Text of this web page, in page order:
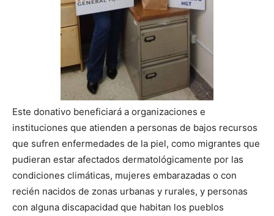
Este donativo beneficiará a organizaciones e
instituciones que atienden a personas de bajos recursos
que sufren enfermedades de la piel, como migrantes que
pudieran estar afectados dermatológicamente por las
condiciones climáticas, mujeres embarazadas o con
recién nacidos de zonas urbanas y rurales, y personas
con alguna discapacidad que habitan los pueblos